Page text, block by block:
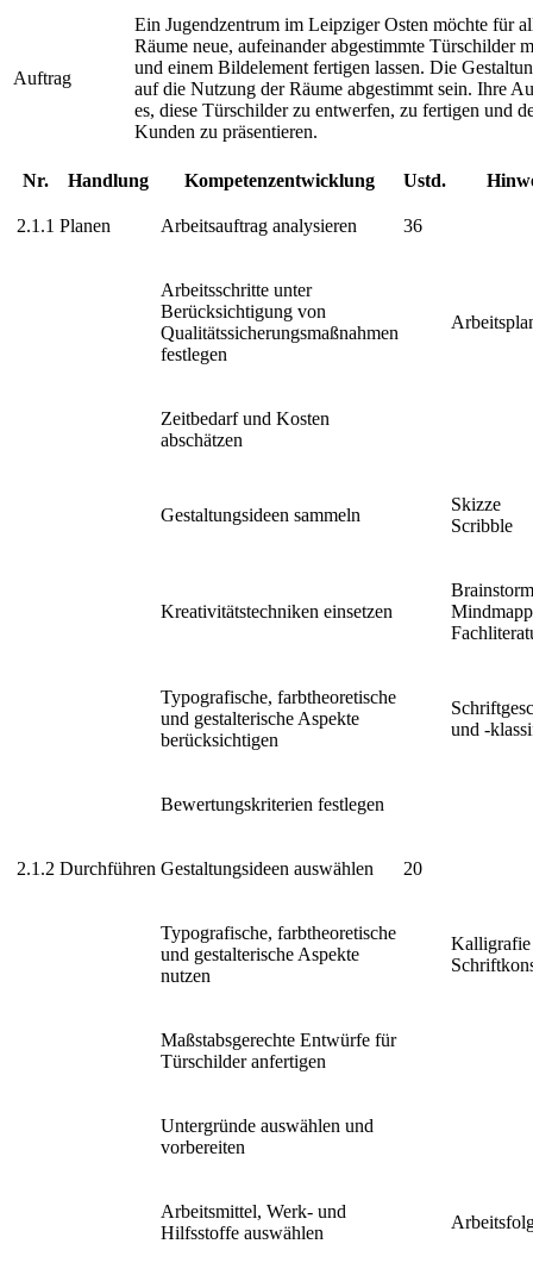
Auftrag
Ein Jugendzentrum im Leipziger Osten möchte für
Räume neue, aufeinander abgestimmte Türschilder
und einem Bildelement fertigen lassen. Die
auf die Nutzung der Räume abgestimmt sein. Ihre
es, diese Türschilder zu entwerfen, zu fertigen und
Kunden zu präsentieren.
Nr. Handlung Kompetenzentwicklung Ustd.
2.1.1 Planen Arbeitsauftrag analysieren 36
Arbeitsschritte unter
Berücksichtigung von
Qualitätssicherungsmaßnahmen
festlegen
Zeitbedarf und Kosten
abschätzen
Gestaltungsideen sammeln
Skizze
Scribble
Kreativitätstechniken einsetzen
Typografische, farbtheoretische
und gestalterische Aspekte
berücksichtigen
und -
Bewertungskriterien festlegen
2.1.2 Durchführen Gestaltungsideen auswählen 20
Typografische, farbtheoretische
und gestalterische Aspekte
nutzen
Kalligrafie
Maßstabsgerechte Entwürfe für
Türschilder anfertigen
Untergründe auswählen und
vorbereiten
Arbeitsmittel, Werk- und
Hilfsstoffe auswählen